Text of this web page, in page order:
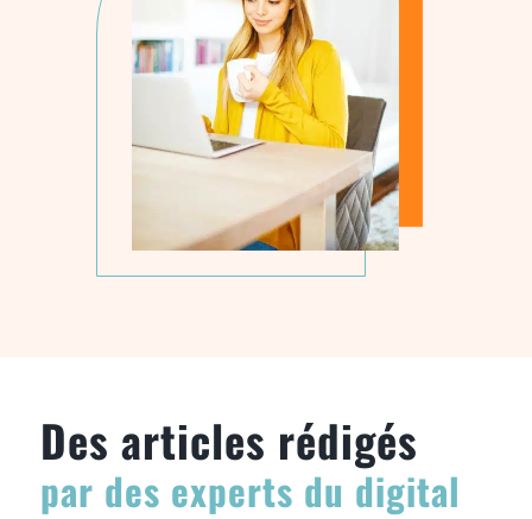
Des articles rédigés
par des experts du digital